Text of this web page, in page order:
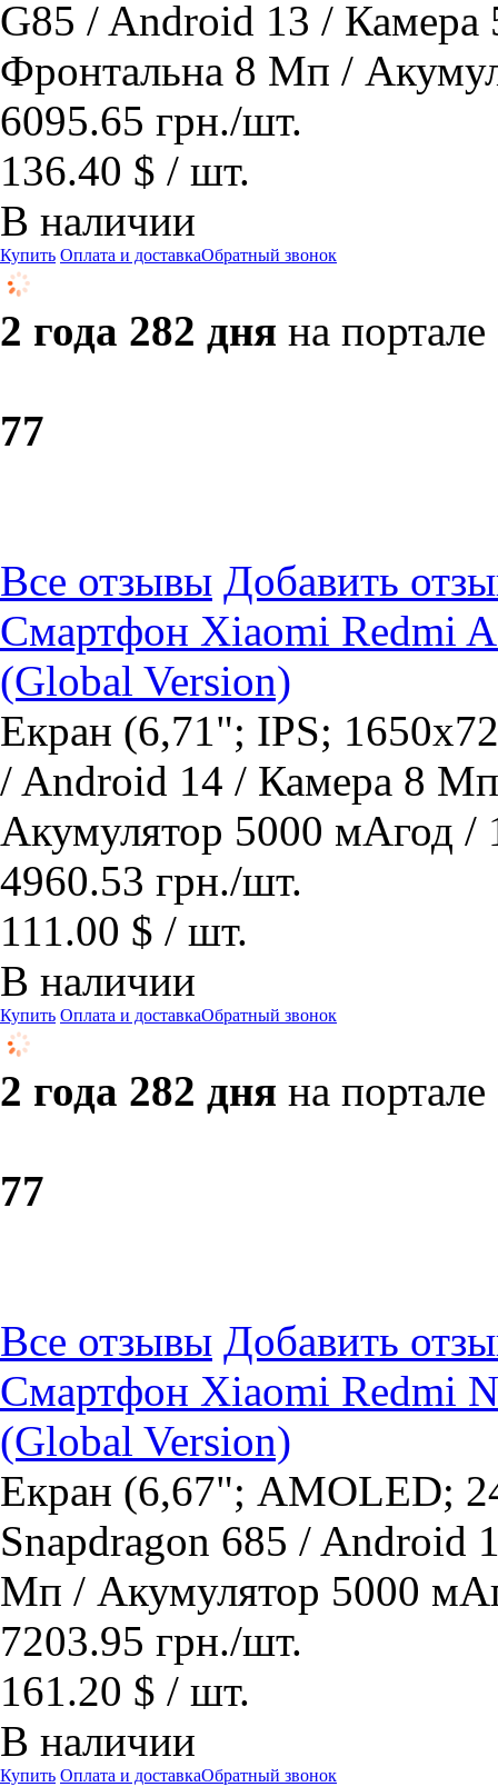
G85 / Android 13 /
Фронтальна 8 Мп /
6095.65 грн./шт.
136.40 $ / шт.
В наличии
Купить Оплата и доставкаОбратный звонок
2 года 282 дня на портале
77
Все отзывы Добавить
Смартфон Xiaomi Redmi
(Global Version)
Екран (6,71"; IPS;
/ Android 14 / Камера 8
Акумулятор 5000 мАгод /
4960.53 грн./шт.
111.00 $ / шт.
В наличии
Купить Оплата и доставкаОбратный звонок
2 года 282 дня на портале
77
Все отзывы Добавить
Смартфон Xiaomi Redmi
(Global Version)
Екран (6,67"; AMOLED;
Snapdragon 685 /
Мп / Акумулятор 5000
7203.95 грн./шт.
161.20 $ / шт.
В наличии
Купить Оплата и доставкаОбратный звонок